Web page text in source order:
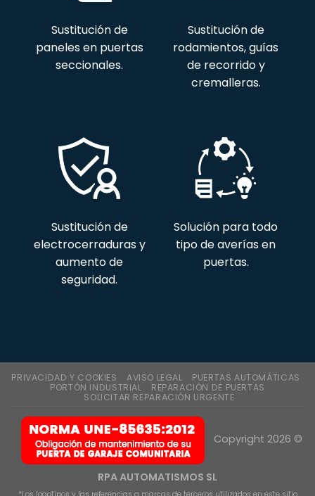
Sustitución de
paneles en puertas
seccionales.
Sustitución de
rodamientos, guías
de recorrido y
cremalleras.
Sustitución de
electrocerraduras y
aumento de
seguridad.
Solución para todo
tipo de averías en
puertas.
PRIVACIDAD Y COOKIES AVISO LEGAL
PUERTAS AUTOMÁTICAS
PORTÓN INDUSTRIAL
REPARACIÓN DE PUERTAS
SOLICITAR REPARACIÓN URGENTE
Copyright 2026 ©
RPA AUTOMATISMOS SL